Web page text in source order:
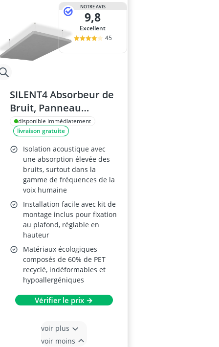
NOTRE AVIS
9,8
Excellent
45
SILENT4 Absorbeur de
Bruit, Panneau
Acoustique 114x72x5
cm
disponible immédiatement
livraison gratuite
Isolation acoustique avec
une absorption élevée des
bruits, surtout dans la
gamme de fréquences de la
voix humaine
Installation facile avec kit de
montage inclus pour fixation
au plafond, réglable en
hauteur
Matériaux écologiques
composés de 60% de PET
recyclé, indéformables et
hypoallergéniques
Vérifier le prix →
voir plus
voir moins